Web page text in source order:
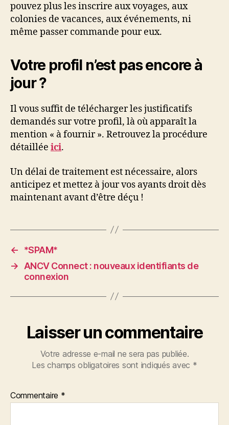
pouvez plus les inscrire aux voyages, aux
colonies de vacances, aux événements, ni
même passer commande pour eux.
Votre profil n’est pas encore à
jour ?
Il vous suffit de télécharger les justificatifs
demandés sur votre profil, là où apparaît la
mention « à fournir ». Retrouvez la procédure
détaillée ici.
Un délai de traitement est nécessaire, alors
anticipez et mettez à jour vos ayants droit dès
maintenant avant d’être déçu !
←
*SPAM*
→
ANCV Connect : nouveaux identifiants de
connexion
Laisser un commentaire
Votre adresse e-mail ne sera pas publiée.
Les champs obligatoires sont indiqués avec *
Commentaire *